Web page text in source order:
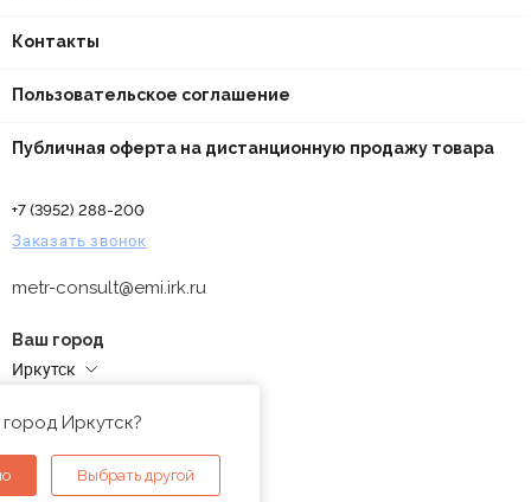
Контакты
Пользовательское соглашение
Публичная оферта на дистанционную продажу товара
+7 (3952) 288-200
Заказать звонок
metr-consult@emi.irk.ru
Ваш город
Иркутск
Иркутск?
Выбрать другой